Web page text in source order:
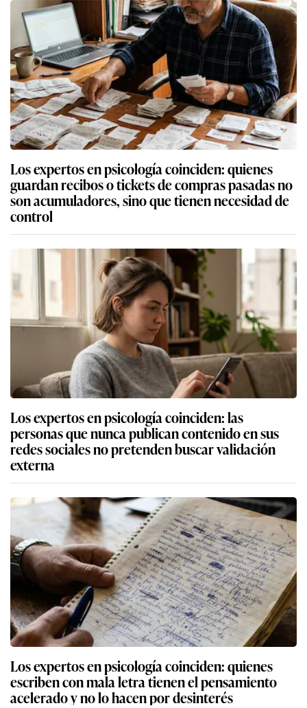
Los expertos en psicología coinciden: quienes
guardan recibos o tickets de compras pasadas no
son acumuladores, sino que tienen necesidad de
control
Los expertos en psicología coinciden: las
personas que nunca publican contenido en sus
redes sociales no pretenden buscar validación
externa
Los expertos en psicología coinciden: quienes
escriben con mala letra tienen el pensamiento
acelerado y no lo hacen por desinterés